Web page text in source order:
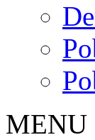
MENU